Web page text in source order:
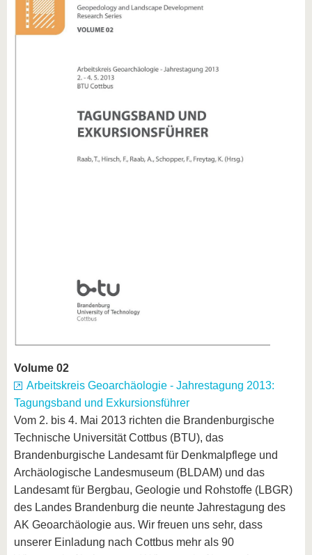
Volume 02
Arbeitskreis Geoarchäologie - Jahrestagung 2013:
Tagungsband und Exkursionsführer
Vom 2. bis 4. Mai 2013 richten die Brandenburgische
Technische Universität Cottbus (BTU), das
Brandenburgische Landesamt für Denkmalpflege und
Archäologische Landesmuseum (BLDAM) und das
Landesamt für Bergbau, Geologie und Rohstoffe (LBGR)
des Landes Brandenburg die neunte Jahrestagung des
AK Geoarchäologie aus. Wir freuen uns sehr, dass
unserer Einladung nach Cottbus mehr als 90